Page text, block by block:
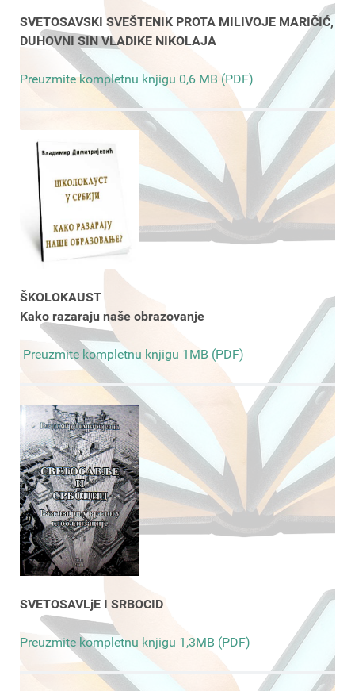
SVETOSAVSKI SVEŠTENIK PROTA MILIVOJE MARIČIĆ,
DUHOVNI SIN VLADIKE NIKOLAJA
Preuzmite kompletnu knjigu 0,6 MB (PDF)
ŠKOLOKAUST
Kako razaraju naše obrazovanje
Preuzmite kompletnu knjigu 1MB (PDF)
SVETOSAVLjE I SRBOCID
Preuzmite kompletnu knjigu 1,3MB (PDF)